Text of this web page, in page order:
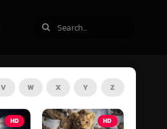
V W X Y Z
HD